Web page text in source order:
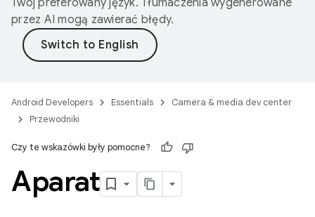
Twój preferowany język. Tłumaczenia wygenerowane
przez AI mogą zawierać błędy.
Android Developers Essentials
Camera & media dev center
Przewodniki
Czy te wskazówki były pomocne?
Aparat